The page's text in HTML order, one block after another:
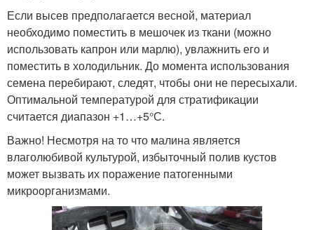
Если высев предполагается весной, материал
необходимо поместить в мешочек из ткани (можно
использовать капрон или марлю), увлажнить его и
поместить в холодильник. До момента использования
семена перебирают, следят, чтобы они не пересыхали.
Оптимальной температурой для стратификации
считается диапазон +1…+5°С.
Важно! Несмотря на то что малина является
влаголюбивой культурой, избыточный полив кустов
может вызвать их поражение патогенными
микроорганизмами.